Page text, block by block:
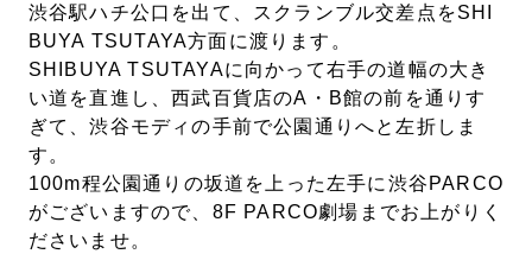
渋谷駅ハチ公口を出て、スクランブル交差点をSHI
BUYA TSUTAYA方面に渡ります。
SHIBUYA TSUTAYAに向かって右手の道幅の大き
い道を直進し、西武百貨店のA・B館の前を通りす
ぎて、渋谷モディの手前で公園通りへと左折しま
す。
100m程公園通りの坂道を上った左手に渋谷PARCO
がございますので、8F PARCO劇場までお上がりく
ださいませ。